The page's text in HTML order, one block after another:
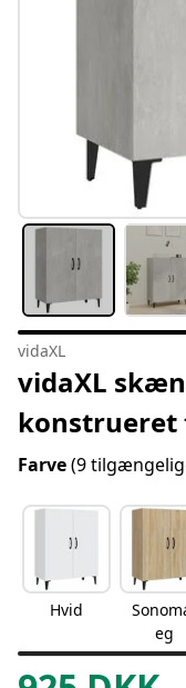
vidaXL
vidaXL
Farve(9
Hvid
eg